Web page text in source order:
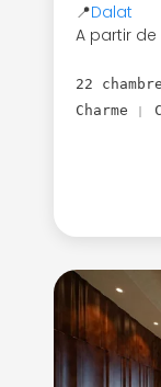
📍Dalat
A partir de
22
Charme